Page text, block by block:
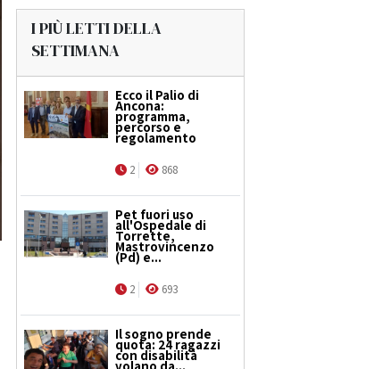
I PIÙ LETTI DELLA
SETTIMANA
Ecco il Palio di
Ancona:
programma,
percorso e
regolamento
2 868
Pet fuori uso
all'Ospedale di
Torrette,
Mastrovincenzo
(Pd) e...
2 693
Il sogno prende
quota: 24 ragazzi
con disabilità